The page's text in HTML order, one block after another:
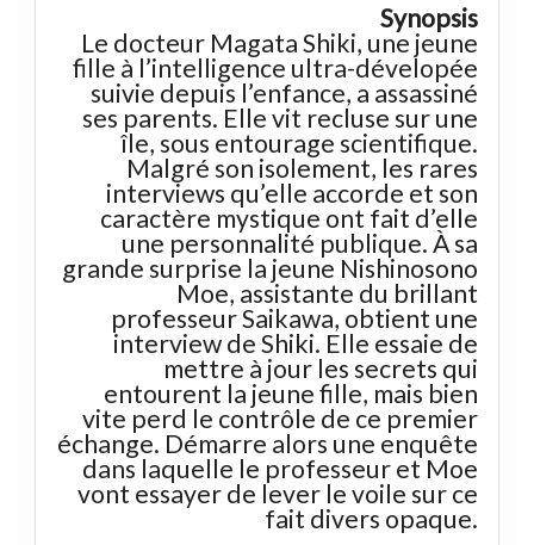
Synopsis
Le docteur Magata Shiki, une jeune
fille à l’intelligence ultra-dévelopée
suivie depuis l’enfance, a assassiné
ses parents. Elle vit recluse sur une
île, sous entourage scientifique.
Malgré son isolement, les rares
interviews qu’elle accorde et son
caractère mystique ont fait d’elle
une personnalité publique. À sa
grande surprise la jeune Nishinosono
Moe, assistante du brillant
professeur Saikawa, obtient une
interview de Shiki. Elle essaie de
mettre à jour les secrets qui
entourent la jeune fille, mais bien
vite perd le contrôle de ce premier
échange. Démarre alors une enquête
dans laquelle le professeur et Moe
vont essayer de lever le voile sur ce
fait divers opaque.